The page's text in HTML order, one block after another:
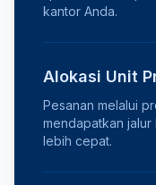
kantor Anda.
Alokasi Unit
Pesanan melalui
mendapatkan
lebih cepat.